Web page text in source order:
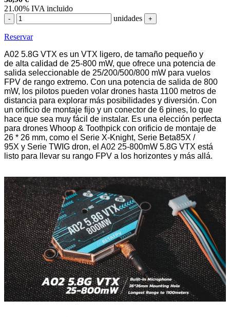
21.00% IVA incluido
- unidades +
Reservar
A02 5.8G VTX es un VTX ligero, de tamaño pequeño y
de alta calidad de 25-800 mW, que ofrece una potencia de
salida seleccionable de 25/200/500/800 mW para vuelos
FPV de rango extremo. Con una potencia de salida de 800
mW, los pilotos pueden volar drones hasta 1100 metros de
distancia para explorar más posibilidades y diversión. Con
un orificio de montaje fijo y un conector de 6 pines, lo que
hace que sea muy fácil de instalar. Es una elección perfecta
para drones Whoop & Toothpick con orificio de montaje de
26 * 26 mm, como el Serie X-Knight, Serie Beta85X /
95X y Serie TWIG dron, el A02 25-800mW 5.8G VTX está
listo para llevar su rango FPV a los horizontes y más allá.